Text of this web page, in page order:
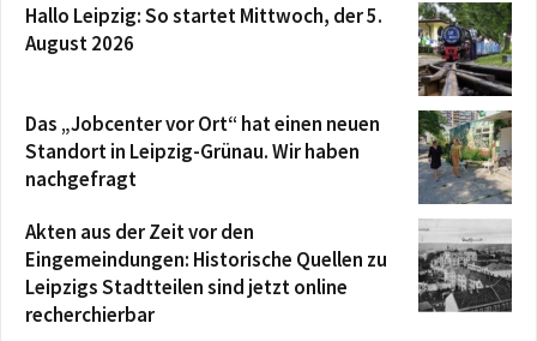
Hallo Leipzig: So startet Mittwoch, der 5.
August 2026
Das „Jobcenter vor Ort“ hat einen neuen
Standort in Leipzig-Grünau. Wir haben
nachgefragt
Akten aus der Zeit vor den
Eingemeindungen: Historische Quellen zu
Leipzigs Stadtteilen sind jetzt online
recherchierbar